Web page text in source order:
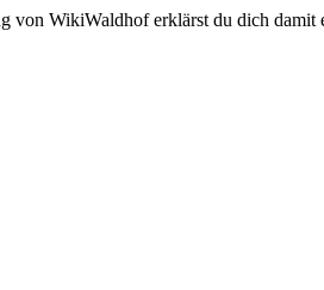
WikiWaldhof erklärst du dich damit